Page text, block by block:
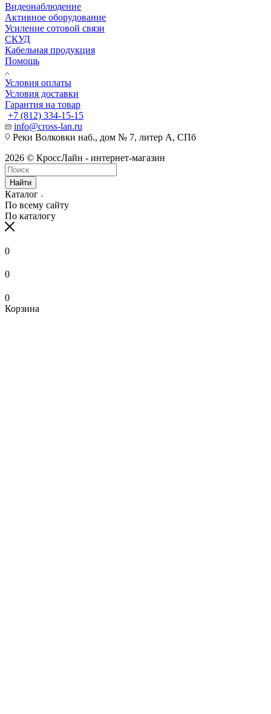
Видеонаблюдение
Активное оборудование
Усиление сотовой связи
СКУД
Кабельная продукция
Помощь
Условия оплаты
Условия доставки
Гарантия на товар
+7 (812) 334-15-15
info@cross-lan.ru
Реки Волковки наб., дом № 7, литер А, СПб
2026 © КроссЛайн - интернет-магазин
Найти
Каталог
По всему сайту
По каталогу
0
0
0
Корзина